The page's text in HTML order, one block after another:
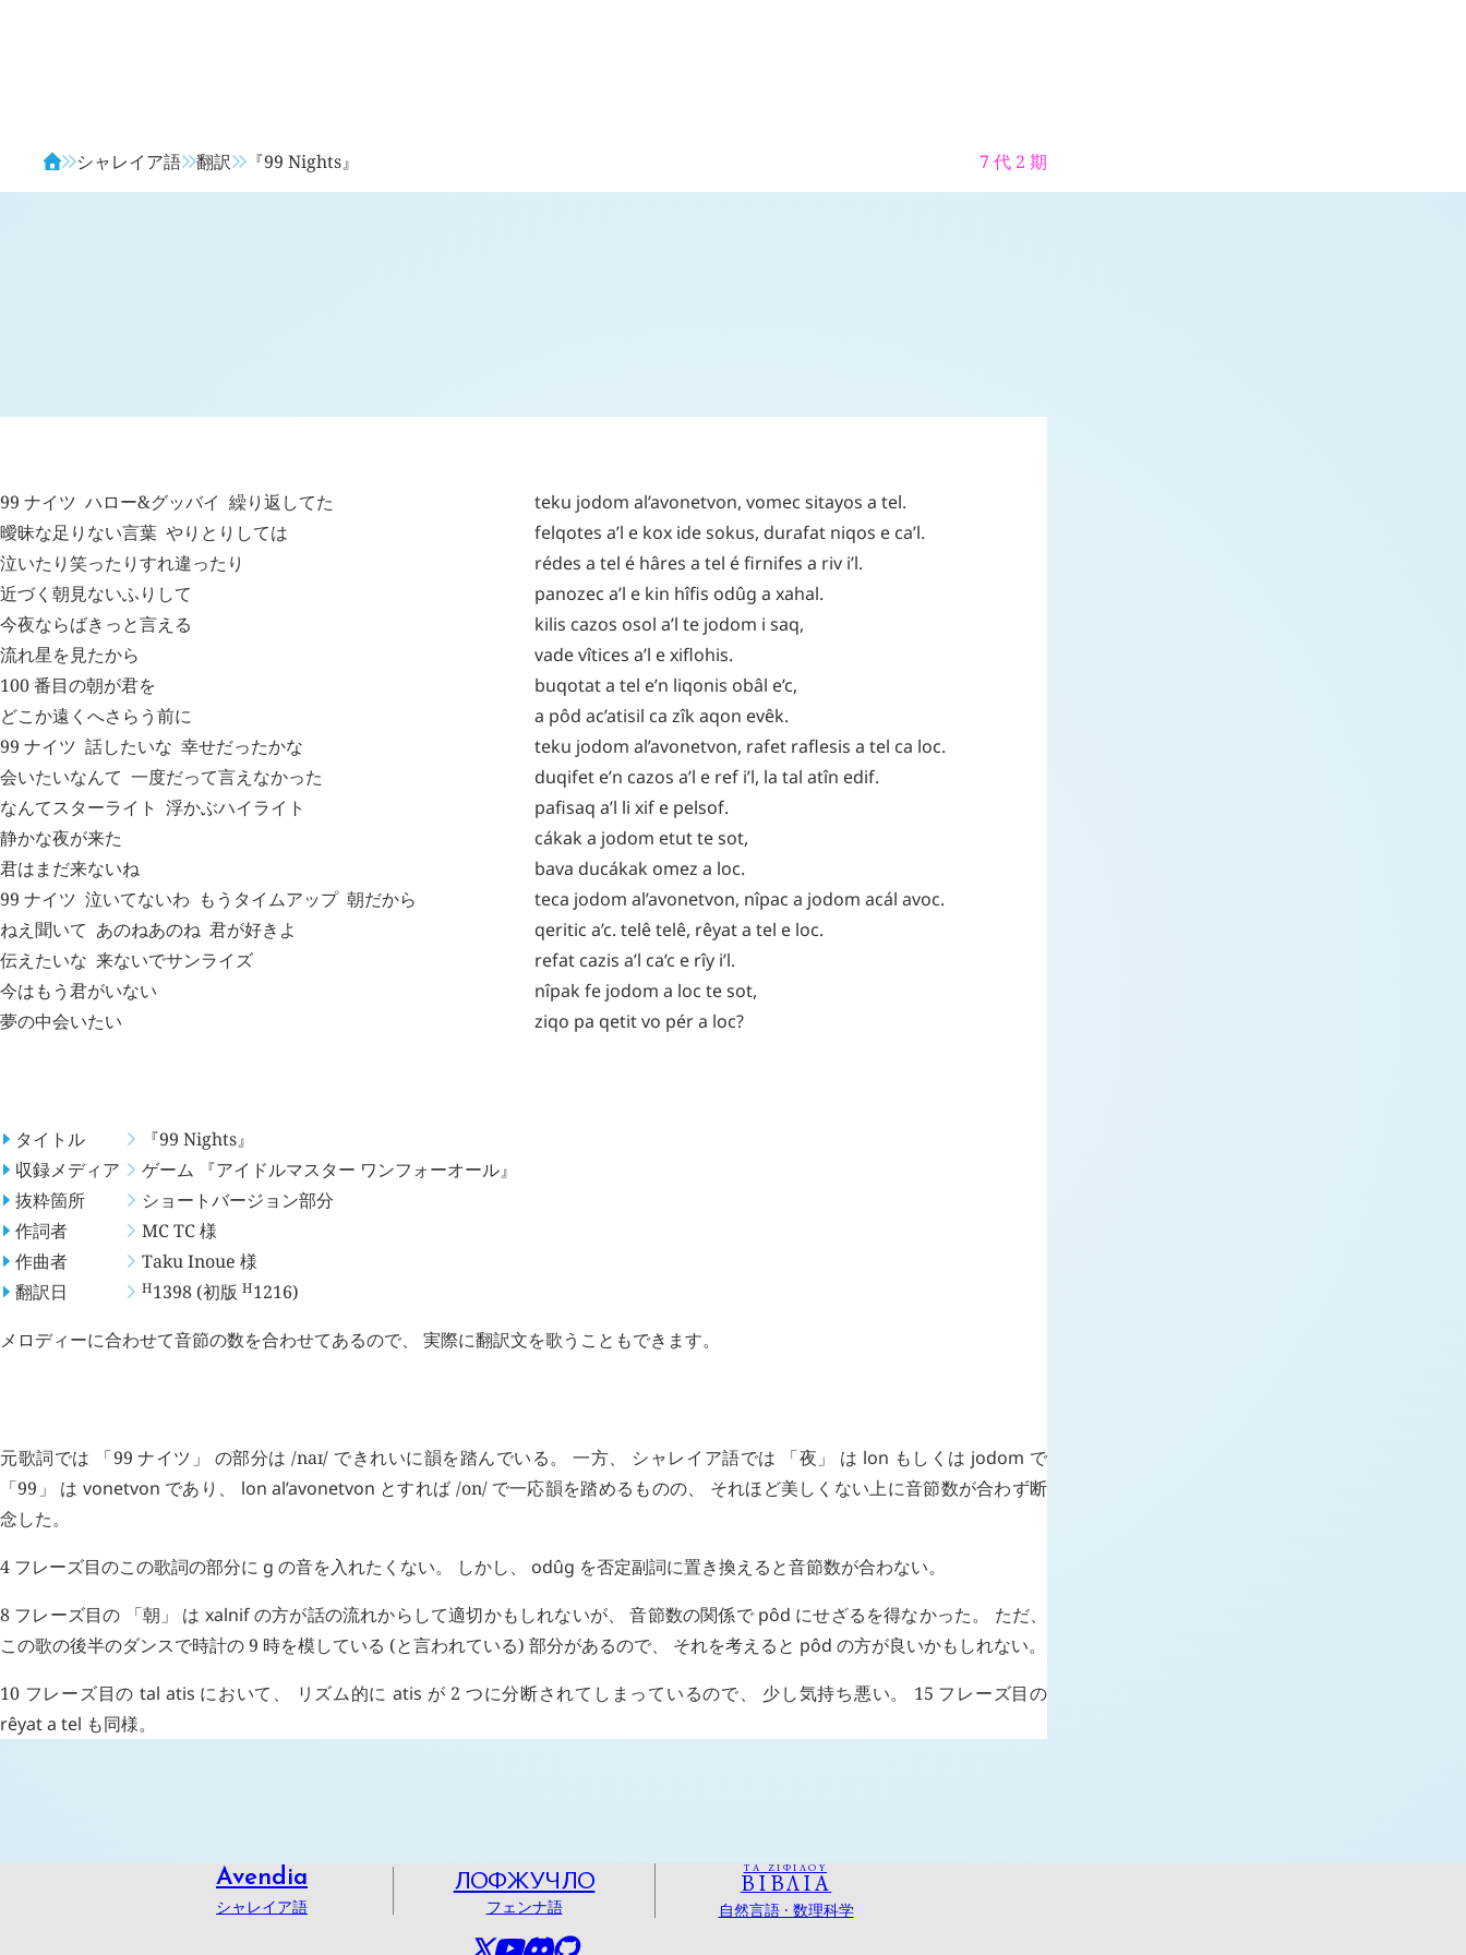
シャレイア語 翻訳 『99 Nights』 7 代 2 期
99 ナイツ ハロー&グッバイ 繰り返してた teku jodom al’avonetvon, vomec sitayos a tel.
曖昧な足りない言葉 やりとりしては felqotes a’l e kox ide sokus, durafat niqos e ca’l.
泣いたり笑ったりすれ違ったり
rédes a tel é hâres a tel é firnifes a riv i’l.
近づく朝見ないふりして
panozec a’l e kin hîfis odûg a xahal.
今夜ならばきっと言える
kilis cazos osol a’l te jodom i saq,
流れ星を見たから
vade vîtices a’l e xiflohis.
100 番目の朝が君を
buqotat a tel e’n liqonis obâl e’c,
どこか遠くへさらう前に
a pôd ac’atisil ca zîk aqon evêk.
99 ナイツ 話したいな 幸せだったかな teku jodom al’avonetvon, rafet raflesis a tel ca loc.
会いたいなんて 一度だって言えなかった duqifet e’n cazos a’l e ref i’l, la tal atîn edif.
なんてスターライト 浮かぶハイライト pafisaq a’l li xif e pelsof.
静かな夜が来た
cákak a jodom etut te sot,
君はまだ来ないね
bava ducákak omez a loc.
99 ナイツ 泣いてないわ もうタイムアップ 朝だから teca jodom al’avonetvon, nîpac a jodom acál avoc.
ねえ聞いて あのねあのね 君が好きよ qeritic a’c. telê telê, rêyat a tel e loc.
伝えたいな 来ないでサンライズ refat cazis a’l ca’c e rîy i’l.
今はもう君がいない
nîpak fe jodom a loc te sot,
夢の中会いたい
ziqo pa qetit vo pér a loc?
タイトル
『99 Nights』
収録メディア
ゲーム 『アイドルマスター ワンフォーオール』
抜粋箇所
ショートバージョン部分
作詞者
MC TC様
作曲者
Taku Inoue 様
翻訳日
H1398 (初版 H1216)
メロディーに合わせて音節の数を合わせてあるので、 実際に翻訳文を歌うこともできます。
元歌詞では 「99 ナイツ」 の部分は /naɪ/ できれいに韻を踏んでいる。 一方、 シャレイア語では 「夜」 は lon もしくは jodom で
「99」 は vonetvon であり、 lon al’avonetvon とすれば /on/ で一応韻を踏めるものの、 それほど美しくない上に音節数が合わず断
念した。
4 フレーズ目のこの歌詞の部分に g の音を入れたくない。 しかし、 odûg を否定副詞に置き換えると音節数が合わない。
8 フレーズ目の 「朝」 は xalnifの方が話の流れからして適切かもしれないが、 音節数の関係で pôd にせざるを得なかった。 ただ、
この歌の後半のダンスで時計の 9 時を模している (と言われている) 部分があるので、 それを考えると pôd の方が良いかもしれない。
10 フレーズ目の tal atis において、 リズム的に atis が 2 つに分断されてしまっているので、 少し気持ち悪い。 15 フレーズ目の
rêyata tel も同様。
Avendia
シャレイア語
ЛОФЖУЧЛО
フェンナ語
ΤΑ ΖΙΦΙΛΟΥ
ΒΙΒΛΙΑ
自然言語 · 数理科学